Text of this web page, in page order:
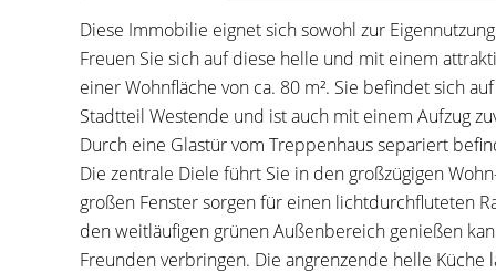
Diese Immobilie eignet sich sowohl zur
Freuen Sie sich auf diese helle und mit einem
einer Wohnfläche von ca. 80 m². Sie befindet sich
Stadtteil Westende und ist auch mit einem Aufzug
Durch eine Glastür vom Treppenhaus separiert
Die zentrale Diele führt Sie in den großzügigen
großen Fenster sorgen für einen lichtdurchfluteten
den weitläufigen grünen Außenbereich genießen
Freunden verbringen. Die angrenzende helle